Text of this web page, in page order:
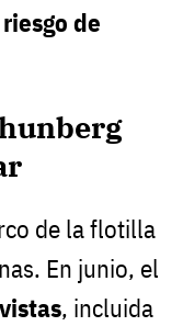
riesgo de
de la flotilla
En junio, el
, incluida